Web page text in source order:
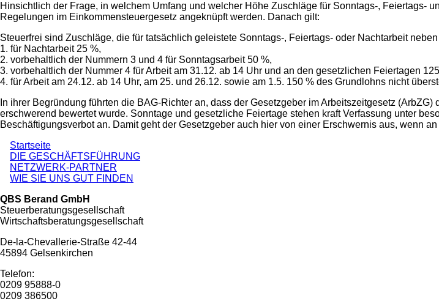
Hinsichtlich der Frage, in welchem Umfang und welcher Höhe Zuschläge für Sonntags-, Feiertags-
Regelungen im Einkommensteuergesetz angeknüpft werden. Danach gilt:
Steuerfrei sind Zuschläge, die für tatsächlich geleistete Sonntags-, Feiertags- oder Nachtarbeit
1. für Nachtarbeit 25 %,
2. vorbehaltlich der Nummern 3 und 4 für Sonntagsarbeit 50 %,
3. vorbehaltlich der Nummer 4 für Arbeit am 31.12. ab 14 Uhr und an den gesetzlichen Feiertagen
4. für Arbeit am 24.12. ab 14 Uhr, am 25. und 26.12. sowie am 1.5. 150 % des Grundlohns nicht
In ihrer Begründung führten die BAG-Richter an, dass der Gesetzgeber im Arbeitszeitgesetz
erschwerend bewertet wurde. Sonntage und gesetzliche Feiertage stehen kraft Verfassung unter
Beschäftigungsverbot an. Damit geht der Gesetzgeber auch hier von einer Erschwernis aus, wenn
Startseite
DIE GESCHÄFTSFÜHRUNG
NETZWERK-PARTNER
WIE SIE UNS GUT FINDEN
QBS Berand GmbH
Steuerberatungsgesellschaft
Wirtschaftsberatungsgesellschaft
De-la-Chevallerie-Straße 42-44
45894 Gelsenkirchen
Telefon:
0209 95888-0
0209 386500